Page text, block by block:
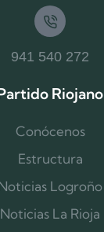
941 540 272
Riojano
Conócenos
Estructura
Logroño
Noticias La Rioja